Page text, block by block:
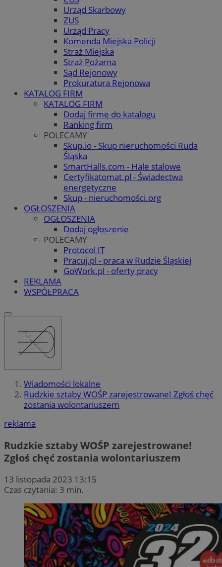
Urząd Skarbowy
ZUS
Urząd Pracy
Komenda Miejska Policji
Straż Miejska
Straż Pożarna
Sąd Rejonowy
Prokuratura Rejonowa
KATALOG FIRM
KATALOG FIRM
Dodaj firmę do katalogu
Ranking firm
POLECAMY
Skup.io - Skup nieruchomości Ruda
Śląska
SmartHalls.com - Hale stalowe
Certyfikatomat.pl - Świadectwa
energetyczne
Skup - nieruchomości.org
OGŁOSZENIA
OGŁOSZENIA
Dodaj ogłoszenie
POLECAMY
Protocol IT
Pracuj.pl - praca w Rudzie Śląskiej
GoWork.pl - oferty pracy
REKLAMA
WSPÓŁPRACA
Wiadomości lokalne
Rudzkie sztaby WOŚP zarejestrowane! Zgłoś chęć
zostania wolontariuszem
reklama
Rudzkie sztaby WOŚP zarejestrowane!
Zgłoś chęć zostania wolontariuszem
13 listopada 2023 13:15
Czas czytania: 3 min.